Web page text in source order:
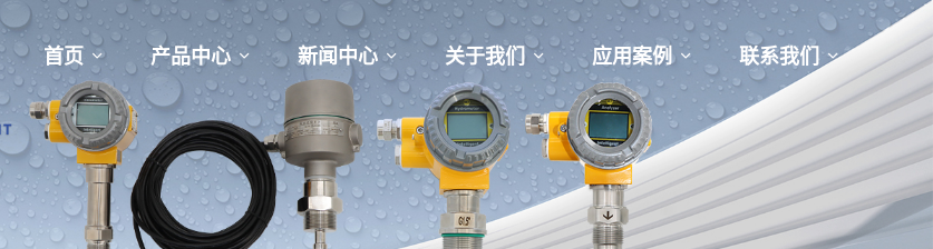
首页 产品中心 新闻中心 关于我们 应用案例 联系我们